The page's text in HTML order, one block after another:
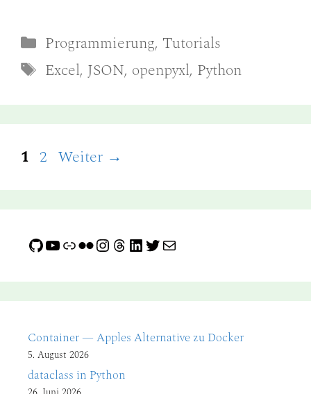
Kategorien
Programmierung, Tutorials
Schlagwörter
Excel,JSON, openpyxl, Python
Seite
1 Seite
2 Weiter →
GitHub
YouTube
LinkFlickr
Instagram
Threads
LinkedIn
Twitter
E-Mail
Container — Apples Alternative zu Docker
5. August 2026
dataclass in Python